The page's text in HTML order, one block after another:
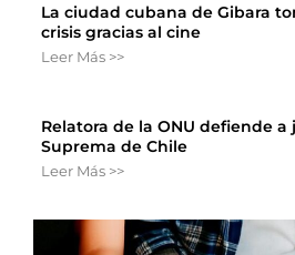
La ciudad cubana de Gibara
crisis gracias al cine
Leer Más >>
Relatora de la ONU defiende
Suprema de Chile
Leer Más >>